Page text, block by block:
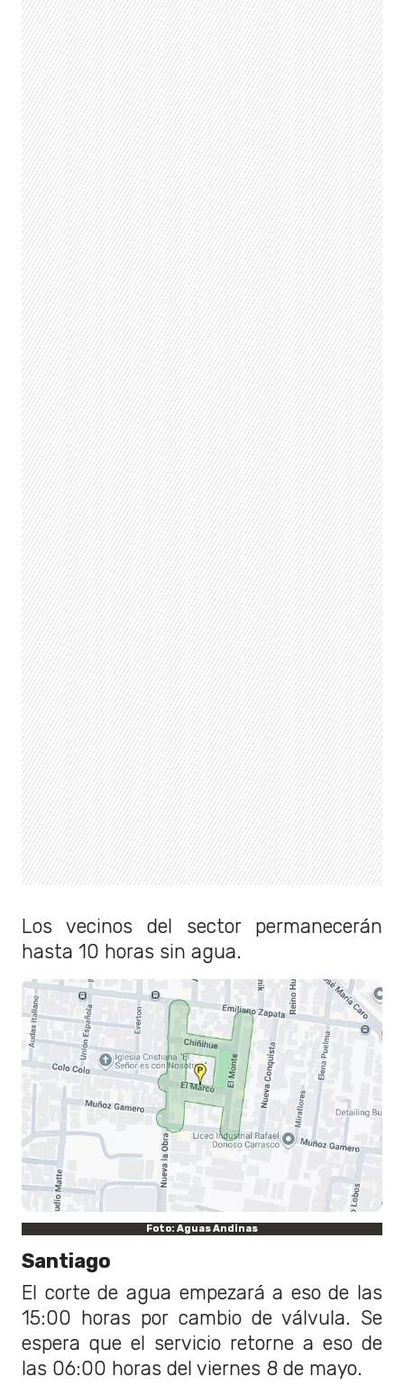
Los vecinos del sector permanecerán
hasta 10 horas sin agua.
Foto: Aguas Andinas
Santiago
El corte de agua empezará a eso de las
15:00 horas por cambio de válvula. Se
espera que el servicio retorne a eso de
las 06:00 horas del viernes 8 de mayo.